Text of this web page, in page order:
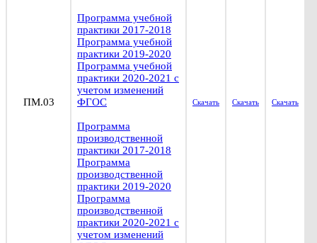
ПМ.03
Программа учебной
практики 2017-2018
Программа учебной
практики 2019-2020
Программа учебной
практики 2020-2021 с
учетом изменений
ФГОС
Программа
производственной
практики 2017-2018
Программа
производственной
практики 2019-2020
Программа
производственной
практики 2020-2021 с
учетом изменений
Скачать Скачать Скачать